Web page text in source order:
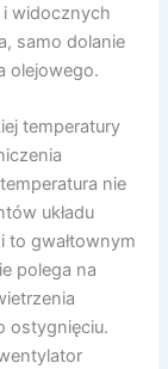
widocznych
samo dolanie
olejowego.
temperatury
nie
układu
to gwałtownym
polega na
ostygnięciu.